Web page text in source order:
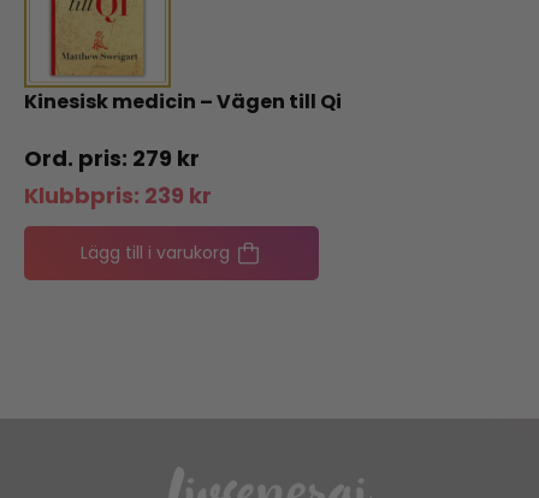
Kinesisk medicin – Vägen till Qi
279 kr
Klubbpris: 239 kr
Lägg till i varukorg